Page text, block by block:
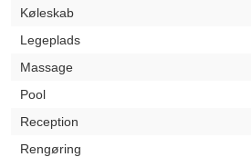
Køleskab
Legeplads
Massage
Pool
Reception
Rengøring